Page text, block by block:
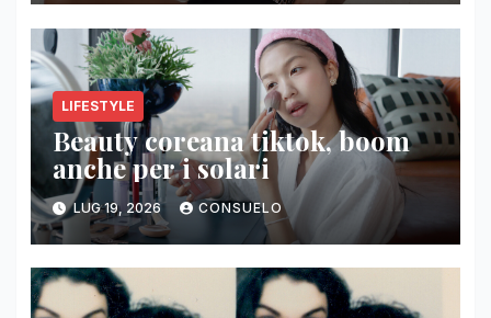
LIFESTYLE
Beauty coreana tiktok, boom
anche per i solari
LUG 19, 2026 CONSUELO